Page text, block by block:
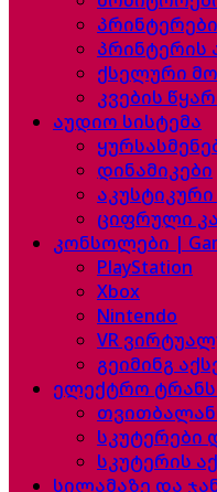
პრინტერის
ქსელური
კვების
აუდიო სისტემა
დინამიკები
ციფრული
კონსოლები |
PlayStation
Xbox
Nintendo
VR
გეიმინგ
ელექტრო
სკუტერები
სკუტერის
სილამაზე და